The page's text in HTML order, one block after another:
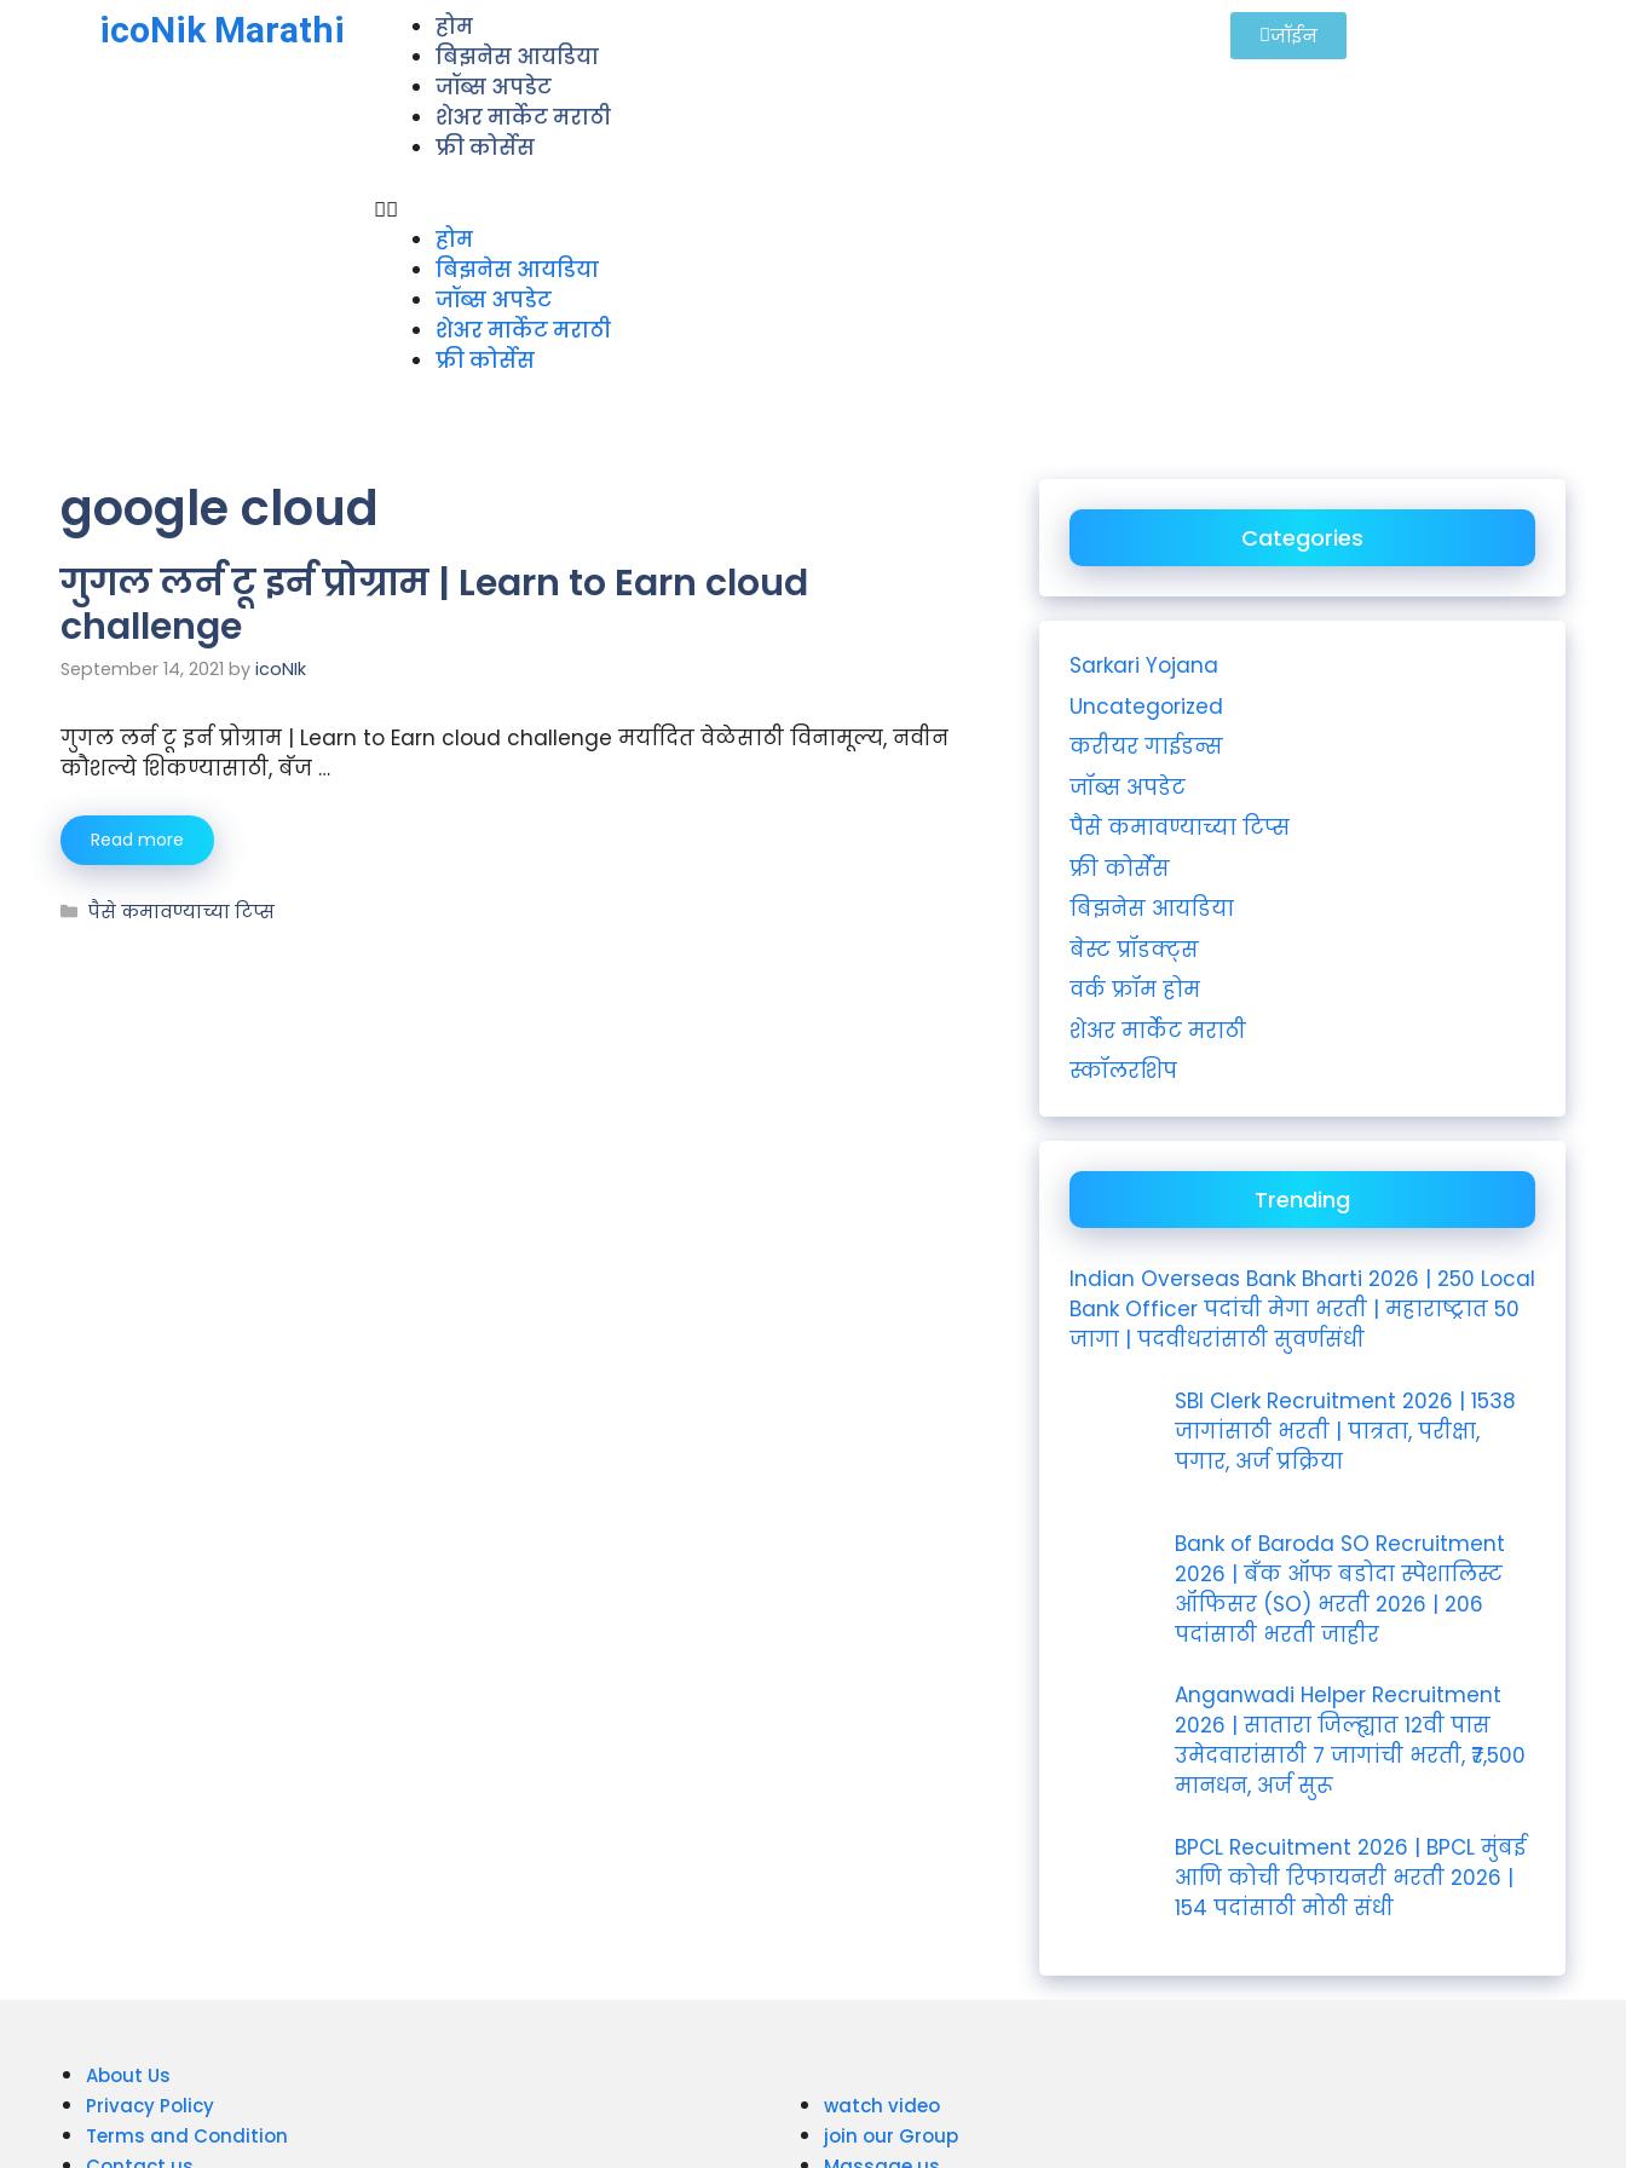
icoNik Marathi
होम
बिझनेस आयडिया
जॉब्स अपडेट
शेअर मार्केट मराठी
फ्री कोर्सेस
होम
बिझनेस आयडिया
जॉब्स अपडेट
शेअर मार्केट मराठी
फ्री कोर्सेस
जॉईन
google cloud
गुगल लर्न टू इर्न प्रोग्राम | Learn to Earn cloud
challenge
September 14, 2021 by icoNIk
गुगल लर्न टू इर्न प्रोग्राम | Learn to Earn cloud challenge मर्यादित वेळेसाठी विनामूल्य, नवीन
कौशल्ये शिकण्यासाठी, बॅज …
Read more
पैसे कमावण्याच्या टिप्स
Categories
Sarkari Yojana
Uncategorized
करीयर गाईडन्स
जॉब्स अपडेट
पैसे कमावण्याच्या टिप्स
फ्री कोर्सेस
बिझनेस आयडिया
बेस्ट प्रॉडक्ट्स
वर्क फ्रॉम होम
शेअर मार्केट मराठी
स्कॉलरशिप
Trending
Indian Overseas Bank Bharti 2026 | 250 Local
Bank Officer पदांची मेगा भरती | महाराष्ट्रात 50
जागा | पदवीधरांसाठी सुवर्णसंधी
SBI Clerk Recruitment 2026 | 1538
जागांसाठी भरती | पात्रता, परीक्षा,
पगार, अर्ज प्रक्रिया
Bank of Baroda SO Recruitment
2026 | बँक ऑफ बडोदा स्पेशालिस्ट
ऑफिसर (SO) भरती 2026 | 206
पदांसाठी भरती जाहीर
Anganwadi Helper Recruitment
2026 | सातारा जिल्ह्यात 12वी पास
उमेदवारांसाठी 7 जागांची भरती, ₹7,500
मानधन, अर्ज सुरू
BPCL Recuitment 2026 | BPCL मुंबई
आणि कोची रिफायनरी भरती 2026 |
154 पदांसाठी मोठी संधी
About Us
Privacy Policy
Terms and Condition
watch video
join our Group